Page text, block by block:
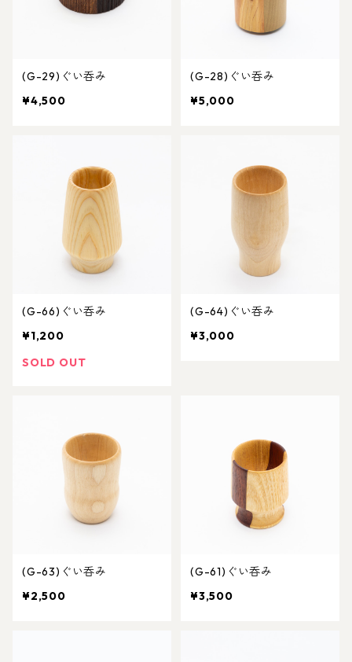
(G-29)ぐい呑み
¥4,500
(G-28)ぐい呑み
¥5,000
(G-66)ぐい呑み
¥1,200
SOLD OUT
(G-64)ぐい呑み
¥3,000
(G-63)ぐい呑み
¥2,500
(G-61)ぐい呑み
¥3,500